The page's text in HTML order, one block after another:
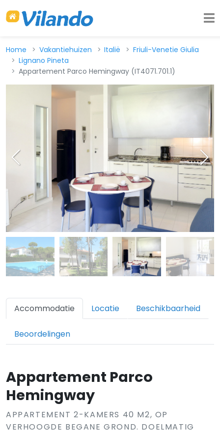
Home Vakantiehuizen Italië
Friuli-Venetie Giulia
Lignano Pineta
Appartement Parco Hemingway (IT4071.701.1)
Accommodatie Locatie Beschikbaarheid
Beoordelingen
Appartement Parco
Hemingway
APPARTEMENT 2-KAMERS 40 M2, OP
VERHOOGDE BEGANE GROND. DOELMATIG